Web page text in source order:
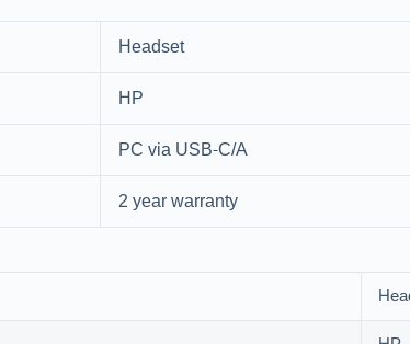
Headset
HP
PC via USB-C/A
2 year warranty